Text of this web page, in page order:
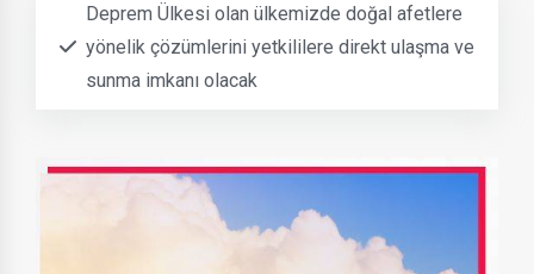
Deprem Ülkesi olan ülkemizde doğal afetlere
yönelik çözümlerini yetkililere direkt ulaşma ve
sunma imkanı olacak